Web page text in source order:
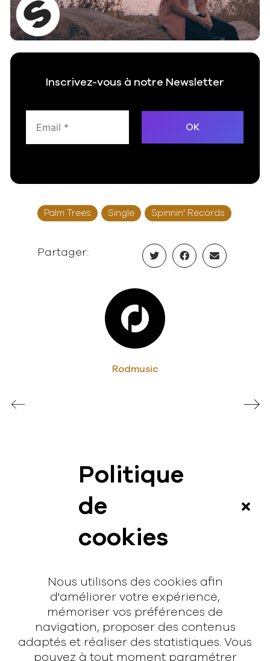
Politique
de
cookies
Nous utilisons des cookies afin
d'améliorer votre expérience,
mémoriser vos préférences de
navigation, proposer des contenus
adaptés et réaliser des statistiques. Vous
pouvez à tout moment paramétrer
Video
Inscrivez-vous à notre Newsletter
Palm Trees Single Spinnin' Records
Partager:
Rodmusic
Interview
Contact
hello@rodmusic.fr
SubmitHub
Groover